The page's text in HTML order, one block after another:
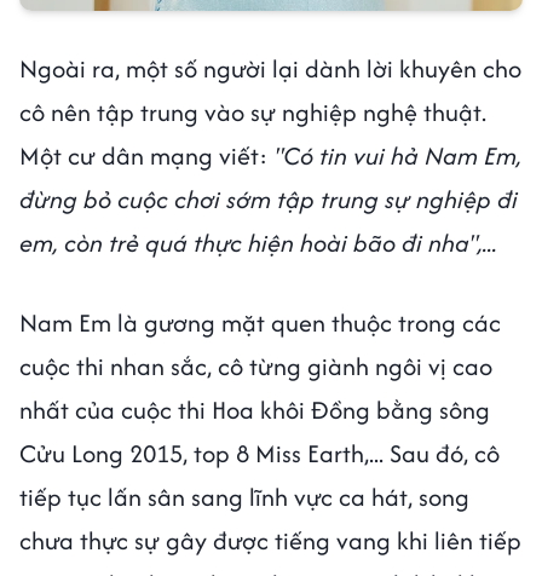
Ngoài ra, một số người lại dành lời khuyên cho
cô nên tập trung vào sự nghiệp nghệ thuật.
Một cư dân mạng viết: "Có tin vui hả Nam Em,
đừng bỏ cuộc chơi sớm tập trung sự nghiệp đi
em, còn trẻ quá thực hiện hoài bão đi nha",...
Nam Em là gương mặt quen thuộc trong các
cuộc thi nhan sắc, cô từng giành ngôi vị cao
nhất của cuộc thi Hoa khôi Đồng bằng sông
Cửu Long 2015, top 8 Miss Earth,... Sau đó, cô
tiếp tục lấn sân sang lĩnh vực ca hát, song
chưa thực sự gây được tiếng vang khi liên tiếp